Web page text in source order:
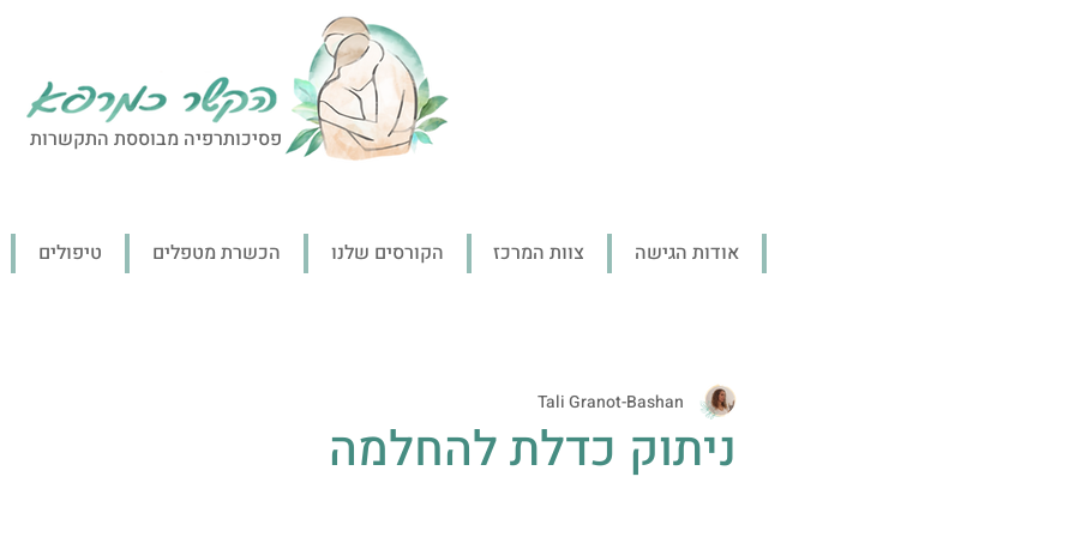
פסיכותרפיה מבוססת התקשרות
אודות הגישה צוות המרכז הקורסים שלנו הכשרת מטפלים טיפולים
ניתוק כדלת להחלמה
Tali Granot-Bashan